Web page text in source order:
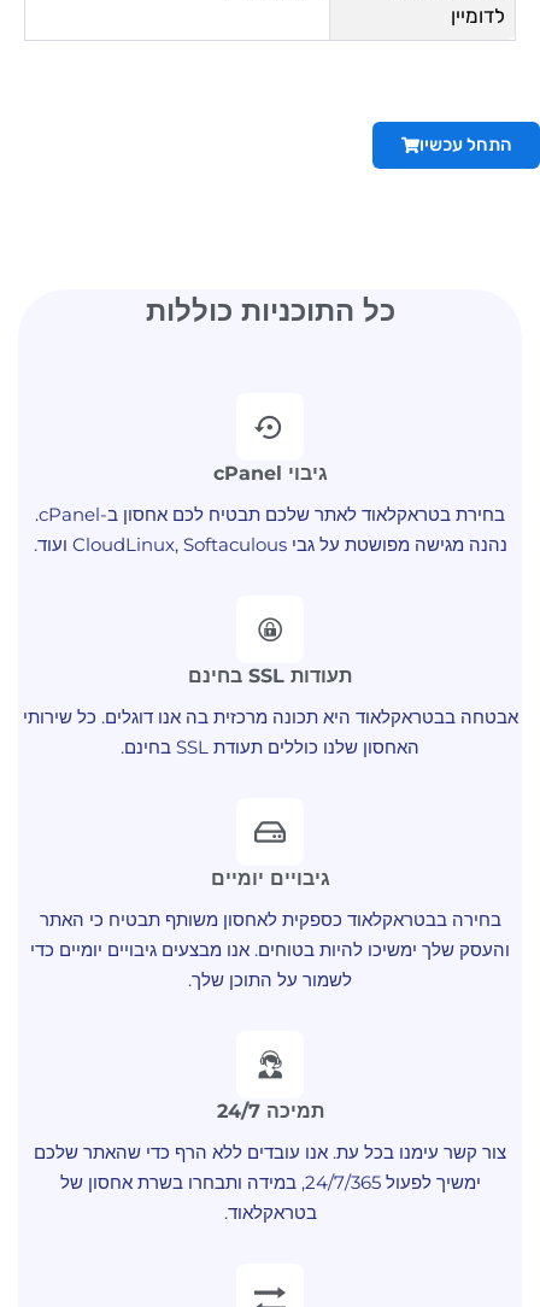
לדומיין
התחל עכשיו
כל התוכניות כוללות
גיבוי cPanel
בחירת בטראקלאוד לאתר שלכם תבטיח לכם אחסון ב-cPanel.
נהנה מגישה מפושטת על גבי CloudLinux, Softaculous ועוד.
תעודות SSL בחינם
אבטחה בבטראקלאוד היא תכונה מרכזית בה אנו דוגלים. כל שירותי
האחסון שלנו כוללים תעודת SSL בחינם.
גיבויים יומיים
בחירה בבטראקלאוד כספקית לאחסון משותף תבטיח כי האתר
והעסק שלך ימשיכו להיות בטוחים. אנו מבצעים גיבויים יומיים כדי
לשמור על התוכן שלך.
תמיכה 24/7
צור קשר עימנו בכל עת. אנו עובדים ללא הרף כדי שהאתר שלכם
ימשיך לפעול 24/7/365, במידה ותבחרו בשרת אחסון של
בטראקלאוד.